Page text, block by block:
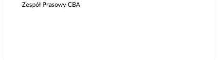
Zespół Prasowy CBA